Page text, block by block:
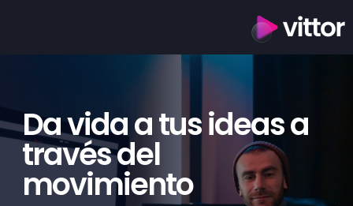
Da vida a tus ideas a
través del
movimiento